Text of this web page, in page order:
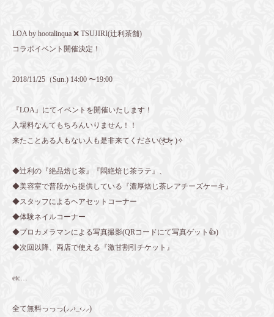
LOA by hootalinqua ❌ TSUJIRI(辻利茶舗)
コラボイベント開催決定！
2018/11/25（Sun.) 14:00 〜19:00
『LOA』にてイベントを開催いたします！
入場料なんてもちろんいりません！！
来たことある人もない人も是非来てください(ᵒ̴̷͈ᗨᵒ̴̶̷͈ )✧
◆辻利の『絶品焙じ茶』『悶絶焙じ茶ラテ』、
◆美容室で普段から提供している『濃厚焙じ茶レアチーズケーキ』
◆スタッフによるヘアセットコーナー
◆体験ネイルコーナー
◆プロカメラマンによる写真撮影(QRコードにて写真ゲット👍)
◆次回以降、両店で使える『激甘割引チケット』
etc…
全て無料っっっ(⸝⸝›_‹⸝⸝)